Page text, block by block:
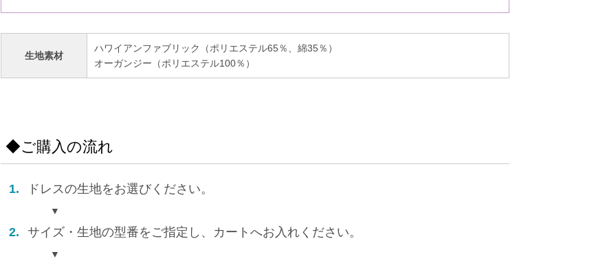
生地素材
ハワイアンファブリック（ポリエステル65％、綿35％）
オーガンジー（ポリエステル100％）
◆ご購入の流れ
1. ドレスの生地をお選びください。
▼
2. サイズ・生地の型番をご指定し、カートへお入れください。
▼